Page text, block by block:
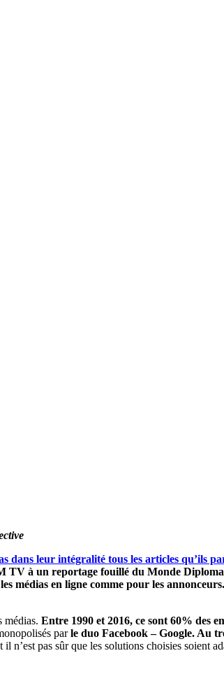
dans leur intégralité tous les articles qu’ils
à un reportage fouillé du Monde
médias en ligne comme pour les
médias. Entre 1990 et 2016, ce sont 60% des
parle duo Facebook – Google. Au
il n’est pas sûr que les solutions choisies soient